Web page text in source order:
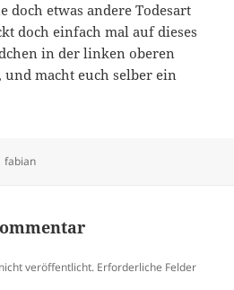
doch etwas andere Todesart
doch einfach mal auf dieses
in der linken oberen
und macht euch selber ein
Autor
fabian
veröffentlicht. Erforderliche Felder